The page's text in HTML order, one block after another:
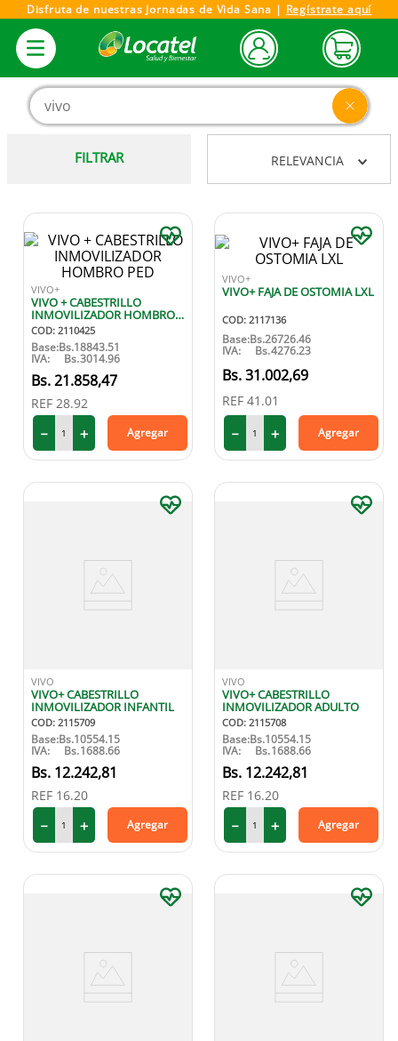
Disfruta de nuestras Jornadas de Vida Sana | Regístrate aquí
Buscar producto, marca o categoría
FILTRAR RELEVANCIA
VIVO+
VIVO + CABESTRILLO
INMOVILIZADOR HOMBRO
PED
COD: 2110425
Base:Bs.18843.51
IVA: Bs.3014.96
21.858,47
REF 28.92
＋
－ Agregar
VIVO+
VIVO+ FAJA DE OSTOMIA LXL
COD: 2117136
Base:Bs.26726.46
IVA: Bs.4276.23
31.002,69
REF 41.01
＋
－ Agregar
VIVO
VIVO+ CABESTRILLO
INMOVILIZADOR INFANTIL
COD: 2115709
Base:Bs.10554.15
IVA: Bs.1688.66
12.242,81
REF 16.20
＋
－ Agregar
VIVO
VIVO+ CABESTRILLO
INMOVILIZADOR ADULTO
COD: 2115708
Base:Bs.10554.15
IVA: Bs.1688.66
12.242,81
REF 16.20
＋
－ Agregar